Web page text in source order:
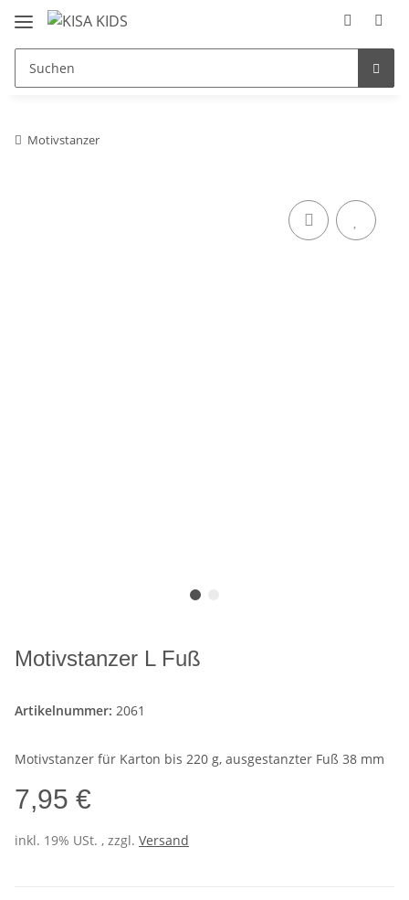
Motivstanzer
Motivstanzer L Fuß
Artikelnummer: 2061
Motivstanzer für Karton bis 220 g, ausgestanzter Fuß 38 mm
7,95 €
inkl. 19% USt. , zzgl. Versand